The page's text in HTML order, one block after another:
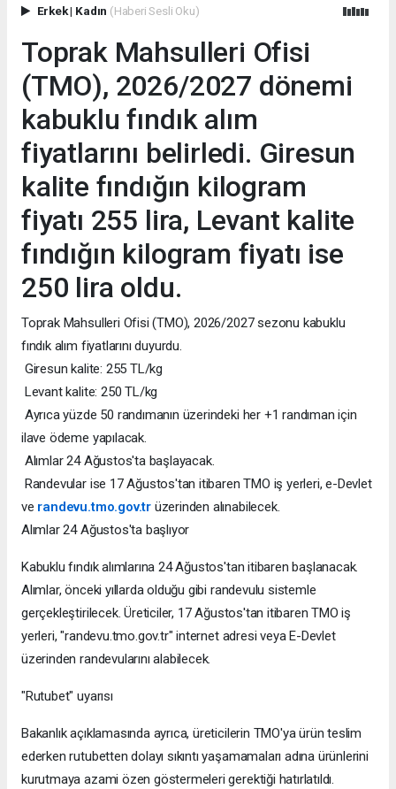
Erkek| Kadın (Haberi Sesli Oku)
Toprak Mahsulleri Ofisi
(TMO), 2026/2027 dönemi
kabuklu fındık alım
fiyatlarını belirledi. Giresun
kalite fındığın kilogram
fiyatı 255 lira, Levant kalite
fındığın kilogram fiyatı ise
250 lira oldu.
Toprak Mahsulleri Ofisi (TMO), 2026/2027 sezonu kabuklu
fındık alım fiyatlarını duyurdu.
Giresun kalite: 255 TL/kg
Levant kalite: 250 TL/kg
Ayrıca yüzde 50 randımanın üzerindeki her +1 randıman için
ilave ödeme yapılacak.
Alımlar 24 Ağustos'ta başlayacak.
Randevular ise 17 Ağustos'tan itibaren TMO iş yerleri, e-Devlet
ve randevu.tmo.gov.trüzerinden alınabilecek.
Alımlar 24 Ağustos'ta başlıyor
Kabuklu fındık alımlarına 24 Ağustos'tan itibaren başlanacak.
Alımlar, önceki yıllarda olduğu gibi randevulu sistemle
gerçekleştirilecek. Üreticiler, 17 Ağustos'tan itibaren TMO iş
yerleri, "randevu.tmo.gov.tr" internet adresi veya E-Devlet
üzerinden randevularını alabilecek.
"Rutubet" uyarısı
Bakanlık açıklamasında ayrıca, üreticilerin TMO'ya ürün teslim
ederken rutubetten dolayı sıkıntı yaşamamaları adına ürünlerini
kurutmaya azami özen göstermeleri gerektiği hatırlatıldı.